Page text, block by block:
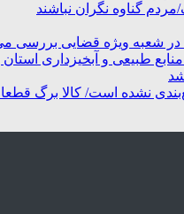
گناوه نگران نباشند
در شعبه ویژه قضایی بررسی
طبیعی و آبخیزداری
نشده است/ کالا برگ